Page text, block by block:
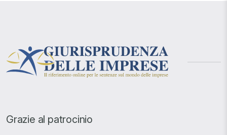
Grazie al patrocinio